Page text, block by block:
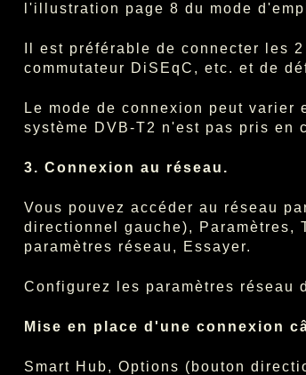
l'illustration page 8 du mode
Il est préférable de connecter les
commutateur DiSEqC, etc. et de
Le mode de connexion peut
système DVB-T2 n'est pas pris en
3. Connexion au réseau.
Vous pouvez accéder au réseau
directionnel gauche), Paramètres,
paramètres réseau, Essayer.
Configurez les paramètres réseau
Mise en place d'une connexion
Smart Hub, Options (bouton